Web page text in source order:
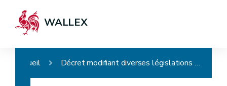
WALLEX
Accueil Décret modifiant diverses législations en matière de bail à ferme